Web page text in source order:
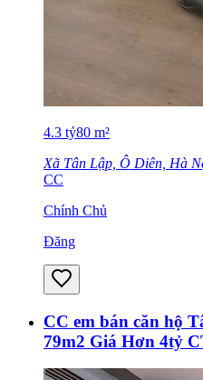
4.3 tỷ80 m²
Xã Tân Lập, Ô Diên, Hà
CC
Chính Chủ
Đăng
CC em bán căn hộ
79m2 Giá Hơn 4tỷ